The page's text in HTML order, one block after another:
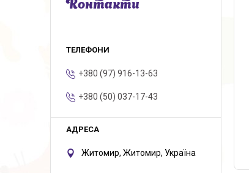
Контакти
+380 (97) 916-13-63
+380 (50) 037-17-43
Житомир, Житомир, Україна